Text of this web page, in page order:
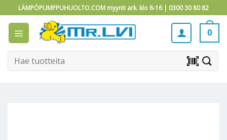
to
content
LÄMPÖPUMPPUHUOLTO.COM myynti ark. klo 8-16 | 0300 30 80 82
0
Etsi: barcode_scanner